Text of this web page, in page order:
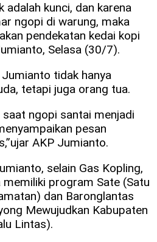
adalah kunci, dan karena
ngopi di warung, maka
pendekatan kedai kopi
Selasa (30/7).
tidak hanya
tetapi juga orang tua.
saat ngopi santai menjadi
pesan
AKP Jumianto.
selain Gas Kopling,
program Sate (Satu
dan Baronglantas
Mewujudkan Kabupaten
Lintas).